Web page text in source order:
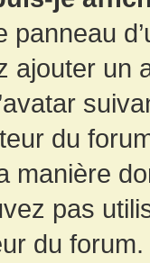
panneau
ajouter un
du
manière
pas
du forum.